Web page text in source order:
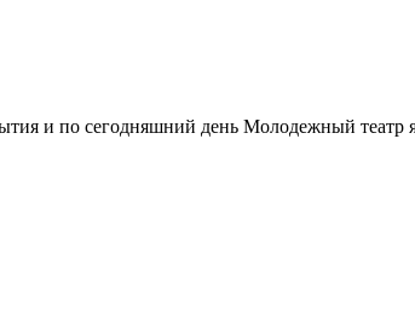
и по сегодняшний день Молодежный театр